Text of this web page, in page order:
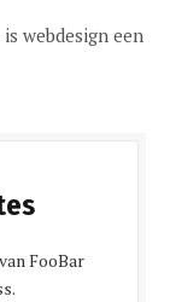
webdesign een
FooBar